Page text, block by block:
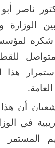
ناصر
الوزارة
شكره
هذا
أن هذا
في